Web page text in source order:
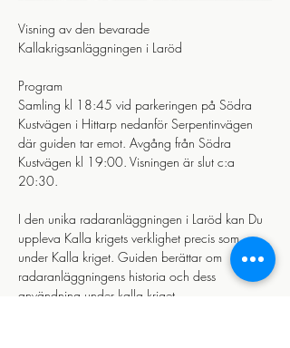
Visning av den bevarade
Kallakrigsanläggningen i Laröd
Program
Samling kl 18:45 vid parkeringen på Södra
Kustvägen i Hittarp nedanför Serpentinvägen
där guiden tar emot. Avgång från Södra
Kustvägen kl 19:00. Visningen är slut c:a
20:30.
I den unika radaranläggningen i Laröd kan Du
uppleva Kalla krigets verklighet precis som
under Kalla kriget. Guiden berättar om
radaranläggningens historia och dess
användning under kalla kriget.